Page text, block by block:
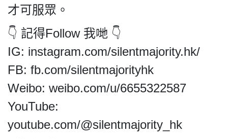
HK.
rights
才可服眾。
👇 記得Follow 我哋 👇
IG: instagram.com/silentmajority.hk/
FB: fb.com/silentmajorityhk
Weibo: weibo.com/u/6655322587
YouTube:
youtube.com/@silentmajority_hk